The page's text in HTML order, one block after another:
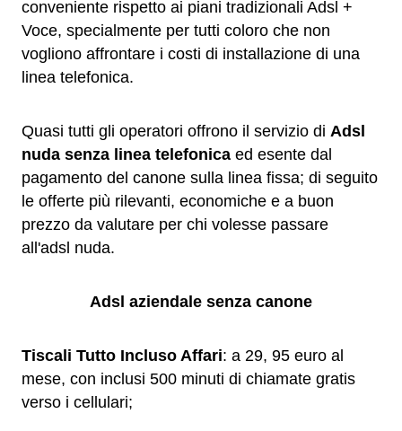
conveniente rispetto ai piani tradizionali Adsl +
Voce, specialmente per tutti coloro che non
vogliono affrontare i costi di installazione di una
linea telefonica.
Quasi tutti gli operatori offrono il servizio di Adsl
nuda senza linea telefonica ed esente dal
pagamento del canone sulla linea fissa; di seguito
le offerte più rilevanti, economiche e a buon
prezzo da valutare per chi volesse passare
all'adsl nuda.
Adsl aziendale senza canone
Tiscali Tutto Incluso Affari: a 29, 95 euro al
mese, con inclusi 500 minuti di chiamate gratis
verso i cellulari;